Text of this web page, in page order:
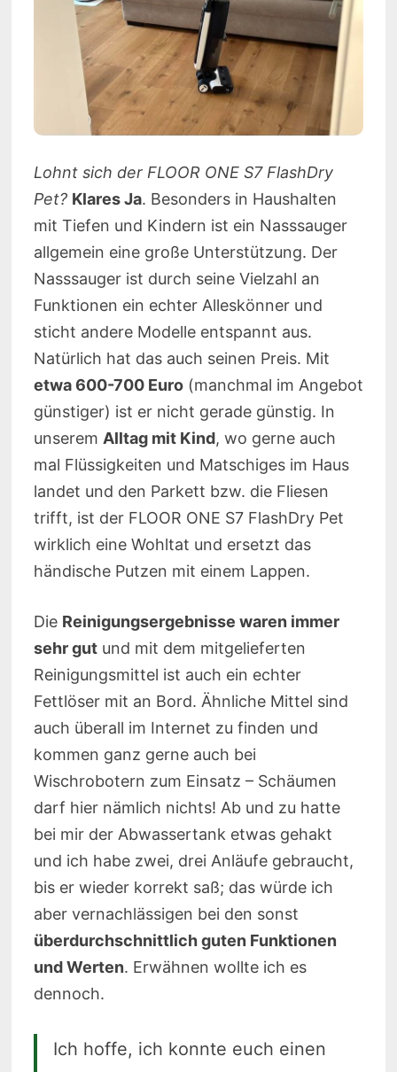
Lohnt sich der FLOOR ONE S7 FlashDry
Pet? Klares Ja. Besonders in Haushalten
mit Tiefen und Kindern ist ein Nasssauger
allgemein eine große Unterstützung. Der
Nasssauger ist durch seine Vielzahl an
Funktionen ein echter Alleskönner und
sticht andere Modelle entspannt aus.
Natürlich hat das auch seinen Preis. Mit
etwa 600-700 Euro(manchmal im Angebot
günstiger) ist er nicht gerade günstig. In
unserem Alltag mit Kind, wo gerne auch
mal Flüssigkeiten und Matschiges im Haus
landet und den Parkett bzw. die Fliesen
trifft, ist der FLOOR ONE S7 FlashDry Pet
wirklich eine Wohltat und ersetzt das
händische Putzen mit einem Lappen.
Die Reinigungsergebnisse waren immer
sehr gutund mit dem mitgelieferten
Reinigungsmittel ist auch ein echter
Fettlöser mit an Bord. Ähnliche Mittel sind
auch überall im Internet zu finden und
kommen ganz gerne auch bei
Wischrobotern zum Einsatz – Schäumen
darf hier nämlich nichts! Ab und zu hatte
bei mir der Abwassertank etwas gehakt
und ich habe zwei, drei Anläufe gebraucht,
bis er wieder korrekt saß; das würde ich
aber vernachlässigen bei den sonst
überdurchschnittlich guten Funktionen
und Werten. Erwähnen wollte ich es
dennoch.
Ich hoffe, ich konnte euch einen